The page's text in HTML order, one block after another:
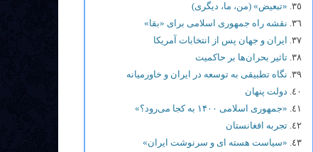
«تبعیض» (من، ما، دیگری)
نقشه راه جمهوری اسلامی برای «بقا»
ایران و جهان پس از انتخابات آمریکا
تاثیر بحران‌ها بر حاکمیت
نگاه تطبیقی به توسعه در ایران و خاورمیانه
دولت پنهان
«جمهوری اسلامی ۱۴۰۰ به کجا می‌رود؟»
تجربه افغانستان
«سیاست هسته ای و سرنوشت ایران»